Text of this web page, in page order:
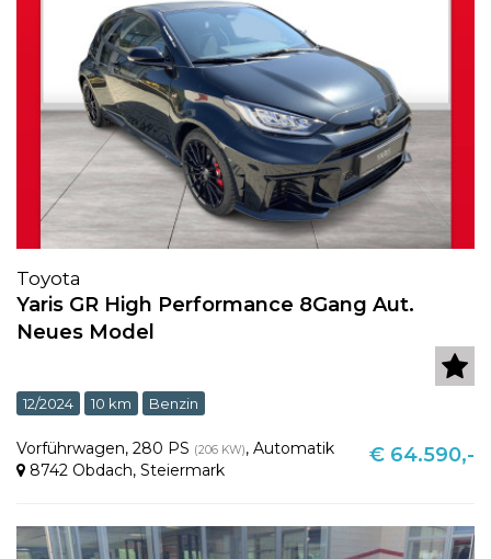
Toyota
Yaris GR High Performance 8Gang Aut.
Neues Model
12/2024 10 km Benzin
Vorführwagen, 280 PS (206 KW), Automatik
8742 Obdach, Steiermark
€ 64.590,-